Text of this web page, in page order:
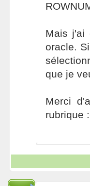
Mais j'ai
oracle.
que je
Merci
rubrique